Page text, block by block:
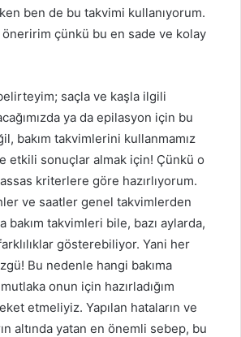
ben de bu takvimi kullanıyorum.
öneririm çünkü bu en sade ve kolay
saçla ve kaşla ilgili
ya da epilasyon için bu
bakım takvimlerini kullanmamız
etkili sonuçlar almak için! Çünkü o
kriterlere göre hazırlıyorum.
ve saatler genel takvimlerden
bakım takvimleri bile, bazı aylarda,
gösterebiliyor. Yani her
Bu nedenle hangi bakıma
onun için hazırladığım
etmeliyiz. Yapılan hataların ve
altında yatan en önemli sebep, bu